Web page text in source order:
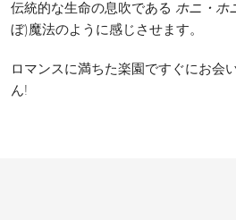
伝統的な生命の息吹である ホニ・ホ
ぼ)魔法のように感じさせます。
ロマンスに満ちた楽園ですぐにお会
ん!